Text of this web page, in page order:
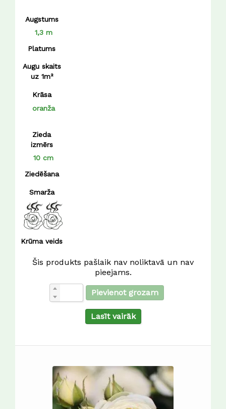
Augstums
1,3 m
Platums
Augu skaits
uz 1m²
Krāsa
oranža
Zieda
izmērs
10 cm
Ziedēšana
Smarža
Krūma veids
Šis produkts pašlaik nav noliktavā un nav
pieejams.
Pievienot grozam
Lasīt vairāk